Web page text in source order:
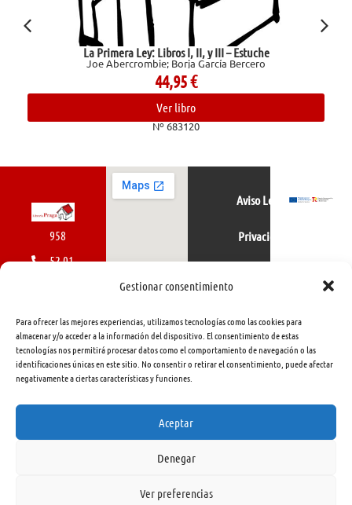
Gestionar consentimiento
Para ofrecer las mejores experiencias, utilizamos tecnologías como las cookies para
almacenar y/o acceder a la información del dispositivo. El consentimiento de estas
tecnologías nos permitirá procesar datos como el comportamiento de navegación o las
identificaciones únicas en este sitio. No consentir o retirar el consentimiento, puede afectar
negativamente a ciertas características y funciones.
Aceptar
Denegar
Ver preferencias
La Primera Ley: Libros I, II, y III – Estuche
Joe Abercrombie; Borja García Bercero
44,95€
Ver libro
Nº 683120
958
52 01
462
415
info@libreriapraga.com
Gracia,
Aviso Legal
Privacidad